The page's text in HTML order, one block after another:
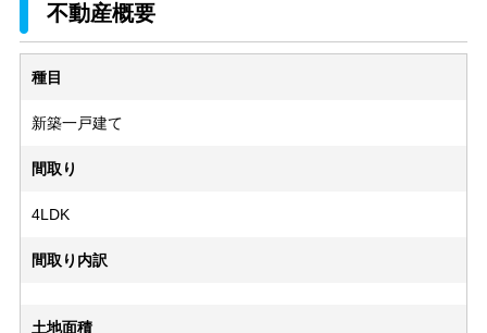
不動産概要
種目
新築一戸建て
間取り
4LDK
間取り内訳
土地面積